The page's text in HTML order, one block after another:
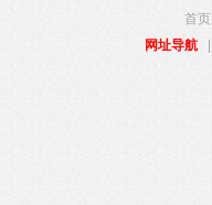
首页
网址导航